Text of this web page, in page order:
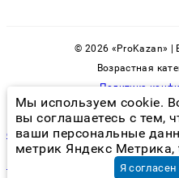
© 2026 «ProKazan»
Возрастная
Политика
служба которая травит
монтаж вентиляции в ростове
Мы используем cookie.
вы соглашаетесь с тем,
ваши персональные
метрик Яндекс Метрика,
Я согласен